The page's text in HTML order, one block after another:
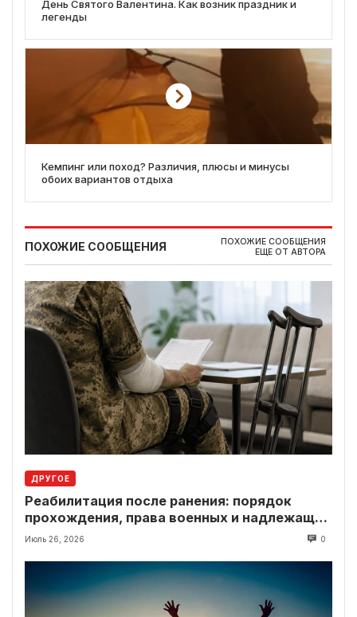
День Святого Валентина. Как возник праздник и
легенды
Кемпинг или поход? Различия, плюсы и минусы
обоих вариантов отдыха
ПОХОЖИЕ СООБЩЕНИЯ
ПОХОЖИЕ СООБЩЕНИЯ
ЕЩЕ ОТ АВТОРА
ДРУГОЕ
Реабилитация после ранения: порядок
прохождения, права военных и надлежащие
выплаты
Июль 26, 2026 0